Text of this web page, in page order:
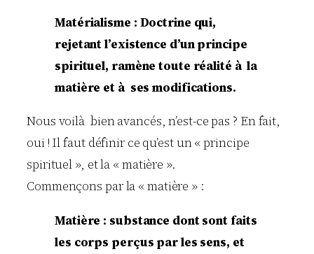
Matérialisme : Doctrine qui,
rejetant l’existence d’un principe
spirituel, ramène toute réalité à la
matière et à ses modifications.
Nous voilà bien avancés, n’est-ce pas ? En fait,
oui ! Il faut définir ce qu’est un « principe
spirituel », et la « matière ».
Commençons par la « matière » :
Matière : substance dont sont faits
les corps perçus par les sens, et